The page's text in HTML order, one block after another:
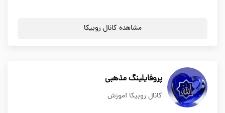
مشاهده کانال روبیکا
پروفایلینگ مذهبی
کانال روبیکا آموزش